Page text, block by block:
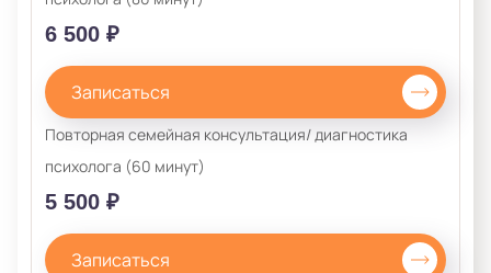
6 500 ₽
Записаться
Повторная семейная консультация/ диагностика
психолога (60 минут)
5 500 ₽
Записаться